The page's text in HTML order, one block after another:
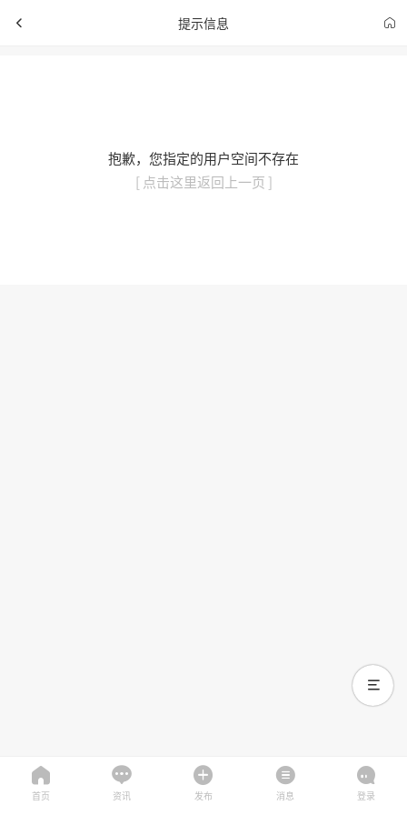
提示信息
抱歉，您指定的用户空间不存在
[ 点击这里返回上一页 ]
首页 资讯 发布 消息 登录